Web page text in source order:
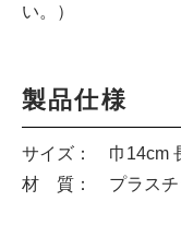
い。）
製品仕様
サイズ： 巾14cm
材 質： プラスチ